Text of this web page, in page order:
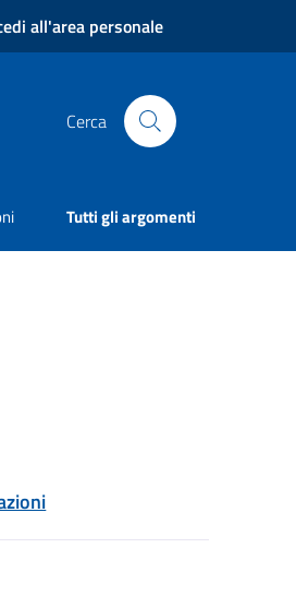
all'area personale
Cerca
Tutti gli argomenti